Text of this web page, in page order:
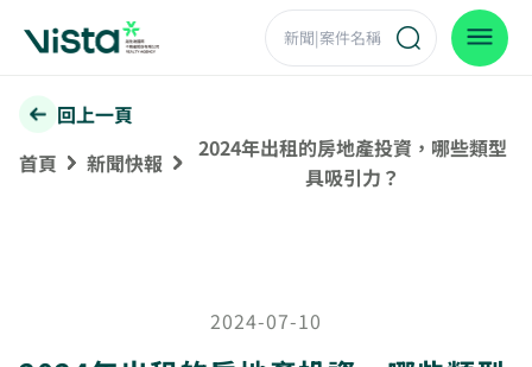
回上一頁
首頁
新聞快報
2024年出租的房地產投資，哪些類型
具吸引力？
2024-07-10